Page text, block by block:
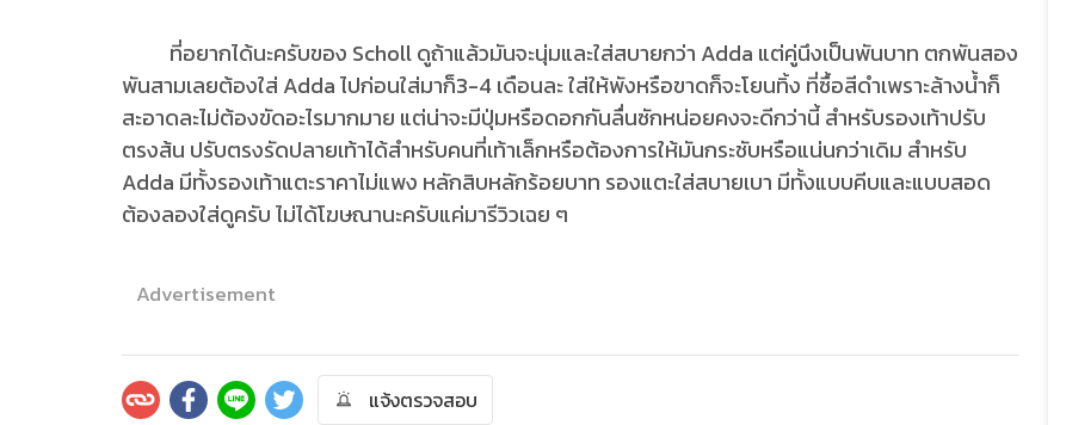
ที่อยากได้นะครับของ Scholl ดูถ้าแล้วมันจะนุ่มและใส่สบายกว่า Adda แต่คู่นึงเป็นพันบาท ตกพันสอง
พันสามเลยต้องใส่ Adda ไปก่อนใส่มาก็3-4 เดือนละ ใส่ให้พังหรือขาดก็จะโยนทิ้ง ที่ซื้อสีดำเพราะล้างน้ำก็
สะอาดละไม่ต้องขัดอะไรมากมาย แต่น่าจะมีปุ่มหรือดอกกันลื่นซักหน่อยคงจะดีกว่านี้ สำหรับรองเท้าปรับ
ตรงส้น ปรับตรงรัดปลายเท้าได้สำหรับคนที่เท้าเล็กหรือต้องการให้มันกระชับหรือแน่นกว่าเดิม สำหรับ
Adda มีทั้งรองเท้าแตะราคาไม่แพง หลักสิบหลักร้อยบาท รองแตะใส่สบายเบา มีทั้งแบบคีบและแบบสอด
ต้องลองใส่ดูครับ ไม่ได้โฆษณานะครับแค่มารีวิวเฉย ๆ
Advertisement
แจ้งตรวจสอบ